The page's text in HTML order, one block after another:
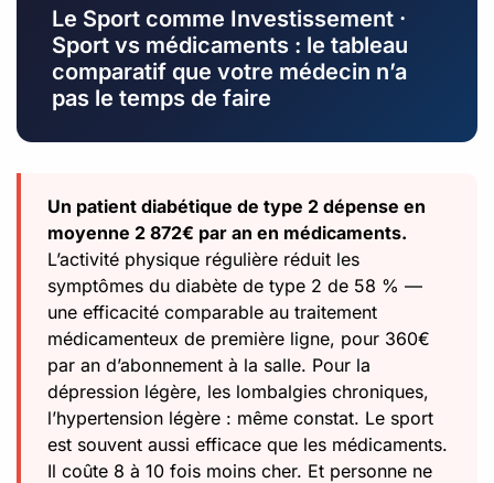
Le Sport comme Investissement ·
Sport vs médicaments : le tableau
comparatif que votre médecin n’a
pas le temps de faire
Un patient diabétique de type 2 dépense en
moyenne 2 872€ par an en médicaments.
L’activité physique régulière réduit les
symptômes du diabète de type 2 de 58 % —
une efficacité comparable au traitement
médicamenteux de première ligne, pour 360€
par an d’abonnement à la salle. Pour la
dépression légère, les lombalgies chroniques,
l’hypertension légère : même constat. Le sport
est souvent aussi efficace que les médicaments.
Il coûte 8 à 10 fois moins cher. Et personne ne